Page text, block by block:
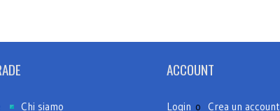
Chi siamo
ACCOUNT
Login o Crea un account